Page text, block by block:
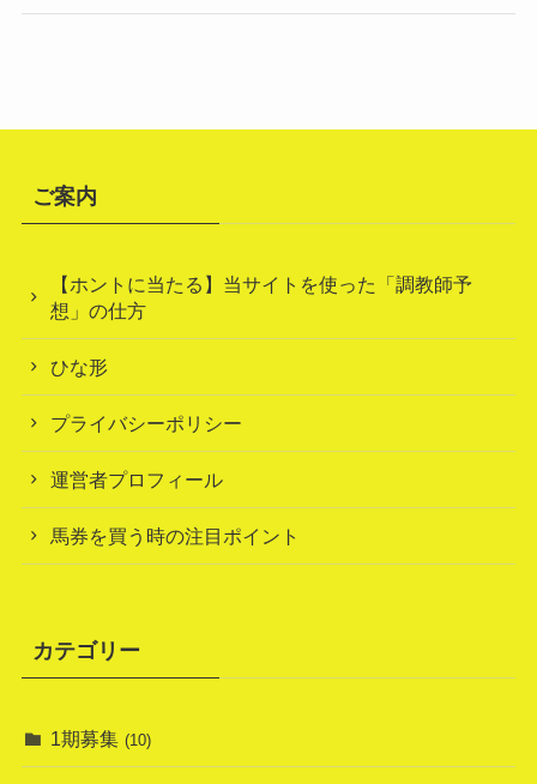
ご案内
【ホントに当たる】当サイトを使った「調教師予
想」の仕方
ひな形
プライバシーポリシー
運営者プロフィール
馬券を買う時の注目ポイント
カテゴリー
1期募集 (10)